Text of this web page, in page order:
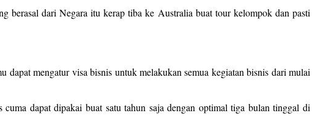
dari Negara itu kerap tiba ke Australia buat tour kelompok dan pasti
mengatur visa bisnis untuk melakukan semua kegiatan bisnis dari mulai
dapat dipakai buat satu tahun saja dengan optimal tiga bulan tinggal di